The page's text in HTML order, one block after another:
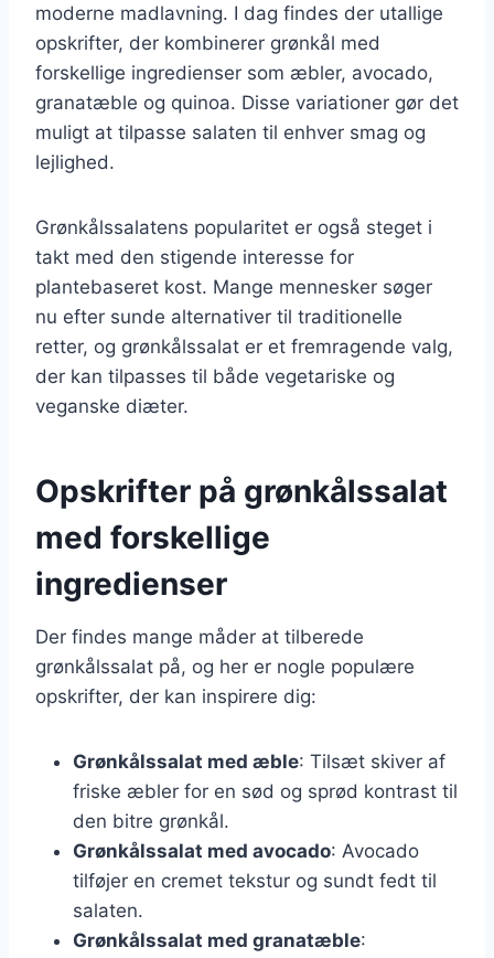
moderne madlavning. I dag findes der utallige
opskrifter, der kombinerer grønkål med
forskellige ingredienser som æbler, avocado,
granatæble og quinoa. Disse variationer gør det
muligt at tilpasse salaten til enhver smag og
lejlighed.
Grønkålssalatens popularitet er også steget i
takt med den stigende interesse for
plantebaseret kost. Mange mennesker søger
nu efter sunde alternativer til traditionelle
retter, og grønkålssalat er et fremragende valg,
der kan tilpasses til både vegetariske og
veganske diæter.
Opskrifter på grønkålssalat
med forskellige
ingredienser
Der findes mange måder at tilberede
grønkålssalat på, og her er nogle populære
opskrifter, der kan inspirere dig:
Grønkålssalat med æble: Tilsæt skiver af
friske æbler for en sød og sprød kontrast til
den bitre grønkål.
Grønkålssalat med avocado: Avocado
tilføjer en cremet tekstur og sundt fedt til
salaten.
Grønkålssalat med granatæble: